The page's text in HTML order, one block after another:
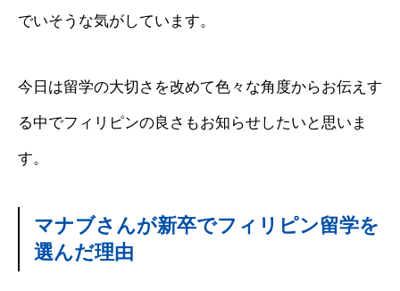
でいそうな気がしています。
今日は留学の大切さを改めて色々な角度からお伝えす
る中でフィリピンの良さもお知らせしたいと思いま
す。
マナブさんが新卒でフィリピン留学を
選んだ理由